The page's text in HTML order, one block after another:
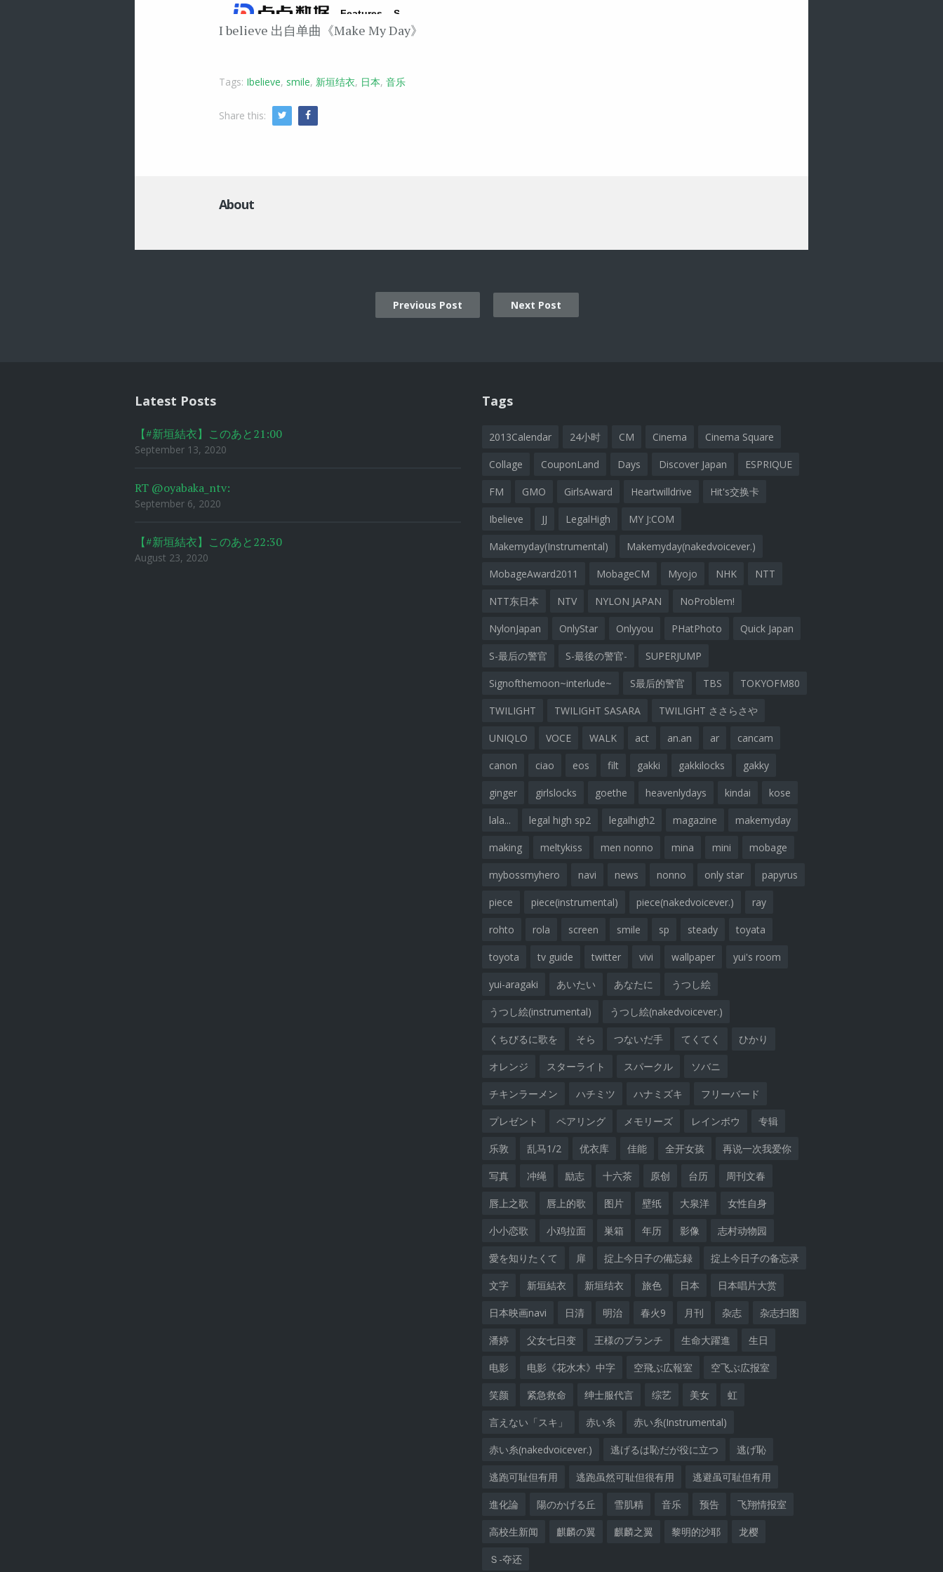
I believe 出自单曲《Make My Day》
Tags: Ibelieve, smile, 新垣结衣, 日本, 音乐
Share this: Twitter
About
Previous Post Next Post
Latest Posts
【#新垣結衣】このあと21:00
September 13, 2020
RT @oyabaka_ntv:
September 6, 2020
【#新垣結衣】このあと22:30
August 23, 2020
Tags
2013Calendar 24小时 CM Cinema Cinema Square
Collage CouponLand Days Discover Japan ESPRIQUE
FM GMO GirlsAward Heartwilldrive Hit's交换卡
Ibelieve JJ LegalHigh MY J:COM
Makemyday(Instrumental) Makemyday(nakedvoicever.)
MobageAward2011 MobageCM Myojo NHK NTT
NTT东日本 NTV NYLON JAPAN NoProblem!
NylonJapan OnlyStar Onlyyou PHatPhoto Quick Japan
S-最后の警官 S-最後の警官- SUPERJUMP
Signofthemoon~interlude~ S最后的警官 TBS TOKYOFM80
TWILIGHT TWILIGHT SASARA TWILIGHT ささらさや
UNIQLO VOCE WALK act an.an ar cancam
canon ciao eos filt gakki gakkilocks gakky
ginger girlslocks goethe heavenlydays kindai kose
lala... legal high sp2 legalhigh2 magazine makemyday
making meltykiss men nonno mina mini mobage
mybossmyhero navi news nonno only star papyrus
piece piece(instrumental) piece(nakedvoicever.) ray
rohto rola screen smile sp steady toyata
toyota tv guide twitter vivi wallpaper yui's room
yui-aragaki あいたい あなたに うつし絵
うつし絵(instrumental) うつし絵(nakedvoicever.)
くちびるに歌を そら つないだ手 てくてく ひかり
オレンジ スターライト スパークル ソバニ
チキンラーメン ハチミツ ハナミズキ フリーバード
プレゼント ペアリング メモリーズ レインボウ 专辑
乐敦 乱马1/2 优衣库 佳能 全开女孩 再说一次我爱你
写真 冲绳 励志 十六茶 原创 台历 周刊文春
唇上之歌 唇上的歌 图片 壁纸 大泉洋 女性自身
小小恋歌 小鸡拉面 巣箱 年历 影像 志村动物园
愛を知りたくて 扉 掟上今日子の備忘録 掟上今日子の备忘录
文字 新垣結衣 新垣结衣 旅色 日本 日本唱片大赏
日本映画navi 日清 明治 春火9 月刊 杂志 杂志扫图
潘婷 父女七日变 王様のブランチ 生命大躍進 生日
电影 电影《花水木》中字 空飛ぶ広報室 空飞ぶ広报室
笑颜 紧急救命 绅士服代言 综艺 美女 虹
言えない「スキ」 赤い糸 赤い糸(Instrumental)
赤い糸(nakedvoicever.) 逃げるは恥だが役に立つ 逃げ恥
逃跑可耻但有用 逃跑虽然可耻但很有用 逃避虽可耻但有用
進化論 陽のかげる丘 雪肌精 音乐 预告 飞翔情报室
高校生新闻 麒麟の翼 麒麟之翼 黎明的沙耶 龙樱
Ｓ-夺还